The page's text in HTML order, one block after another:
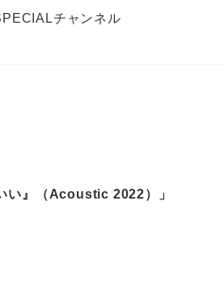
チャンネル
い』（Acoustic 2022）」